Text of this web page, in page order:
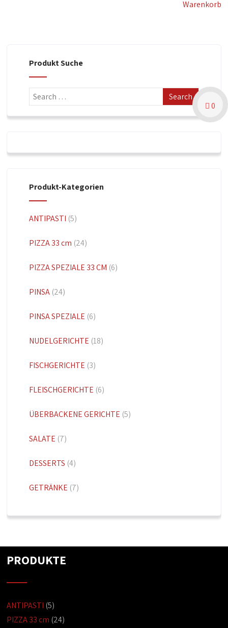
Warenkorb
Produkt Suche
Produkt-Kategorien
ANTIPASTI (5)
PIZZA 33 cm (24)
PIZZA SPEZIALE 33 CM (6)
PINSA (24)
PINSA SPEZIALE (6)
NUDELGERICHTE (18)
FISCHGERICHTE (3)
FLEISCHGERICHTE (6)
ÜBERBACKENE GERICHTE (5)
SALATE (7)
DESSERTS (4)
GETRÄNKE (7)
PRODUKTE
ANTIPASTI (5)
PIZZA 33 cm (24)
0